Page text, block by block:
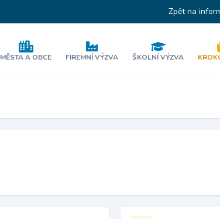
Zpět na
MĚSTA A OBCE FIREMNÍ VÝZVA ŠKOLNÍ VÝZVA